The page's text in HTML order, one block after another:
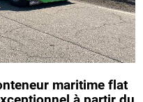
maritime flat